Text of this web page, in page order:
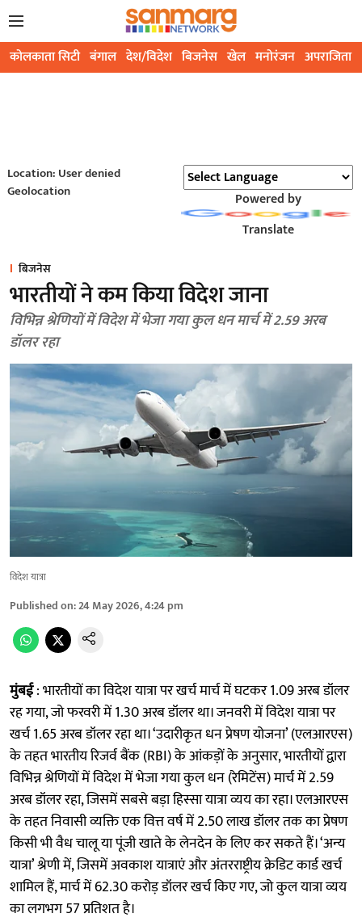
कोलकाता सिटी बंगाल देश/विदेश बिजनेस खेल मनोरंजन अपराजिता
Location: User denied
Geolocation
Powered by
Translate
बिजनेस
भारतीयों ने कम किया विदेश जाना
विभिन्न श्रेणियों में विदेश में भेजा गया कुल धन मार्च में 2.59 अरब
डॉलर रहा
विदेश यात्रा
Published on:24 May 2026, 4:24 pm
मुंबई: भारतीयों का विदेश यात्रा पर खर्च मार्च में घटकर 1.09 अरब डॉलर
रह गया, जो फरवरी में 1.30 अरब डॉलर था। जनवरी में विदेश यात्रा पर
खर्च 1.65 अरब डॉलर रहा था। ‘उदारीकृत धन प्रेषण योजना’ (एलआरएस)
के तहत भारतीय रिजर्व बैंक (RBI) के आंकड़ों के अनुसार, भारतीयों द्वारा
विभिन्न श्रेणियों में विदेश में भेजा गया कुल धन (रेमिटेंस) मार्च में 2.59
अरब डॉलर रहा, जिसमें सबसे बड़ा हिस्सा यात्रा व्यय का रहा। एलआरएस
के तहत निवासी व्यक्ति एक वित्त वर्ष में 2.50 लाख डॉलर तक का प्रेषण
किसी भी वैध चालू या पूंजी खाते के लेनदेन के लिए कर सकते हैं। ‘अन्य
यात्रा’ श्रेणी में, जिसमें अवकाश यात्राएं और अंतरराष्ट्रीय क्रेडिट कार्ड खर्च
शामिल हैं, मार्च में 62.30 करोड़ डॉलर खर्च किए गए, जो कुल यात्रा व्यय
का लगभग 57 प्रतिशत है।